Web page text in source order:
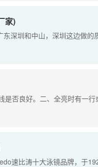
家)
深圳和中山，深圳这边做的
是否良好。二、全亮时有一行
速比涛十大泳镜品牌，于